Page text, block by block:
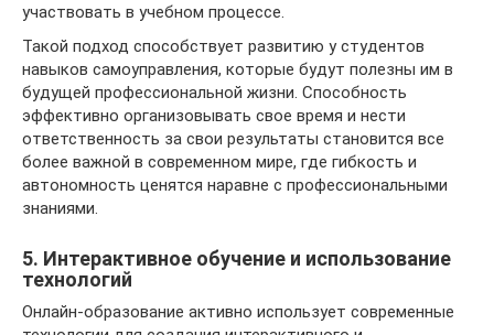
участвовать в учебном процессе.
Такой подход способствует развитию у студентов
навыков самоуправления, которые будут полезны им в
будущей профессиональной жизни. Способность
эффективно организовывать свое время и нести
ответственность за свои результаты становится все
более важной в современном мире, где гибкость и
автономность ценятся наравне с профессиональными
знаниями.
5. Интерактивное обучение и использование
технологий
Онлайн-образование активно использует современные